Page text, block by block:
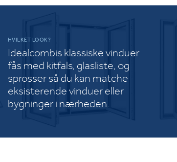
HVILKET LOOK?
Idealcombis klassiske vinduer
fås med kitfals, glasliste, og
sprosser så du kan matche
eksisterende vinduer eller
bygninger i nærheden.